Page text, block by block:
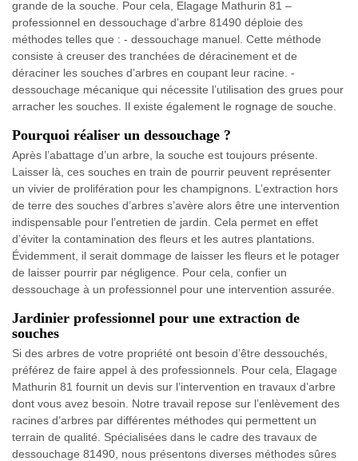
grande de la souche. Pour cela, Elagage Mathurin 81 –
professionnel en dessouchage d’arbre 81490 déploie des
méthodes telles que : - dessouchage manuel. Cette méthode
consiste à creuser des tranchées de déracinement et de
déraciner les souches d’arbres en coupant leur racine. -
dessouchage mécanique qui nécessite l’utilisation des grues pour
arracher les souches. Il existe également le rognage de souche.
Pourquoi réaliser un dessouchage ?
Après l’abattage d’un arbre, la souche est toujours présente.
Laisser là, ces souches en train de pourrir peuvent représenter
un vivier de prolifération pour les champignons. L’extraction hors
de terre des souches d’arbres s’avère alors être une intervention
indispensable pour l’entretien de jardin. Cela permet en effet
d’éviter la contamination des fleurs et les autres plantations.
Évidemment, il serait dommage de laisser les fleurs et le potager
de laisser pourrir par négligence. Pour cela, confier un
dessouchage à un professionnel pour une intervention assurée.
Jardinier professionnel pour une extraction de
souches
Si des arbres de votre propriété ont besoin d’être dessouchés,
préférez de faire appel à des professionnels. Pour cela, Elagage
Mathurin 81 fournit un devis sur l’intervention en travaux d’arbre
dont vous avez besoin. Notre travail repose sur l’enlèvement des
racines d’arbres par différentes méthodes qui permettent un
terrain de qualité. Spécialisées dans le cadre des travaux de
dessouchage 81490, nous présentons diverses méthodes sûres